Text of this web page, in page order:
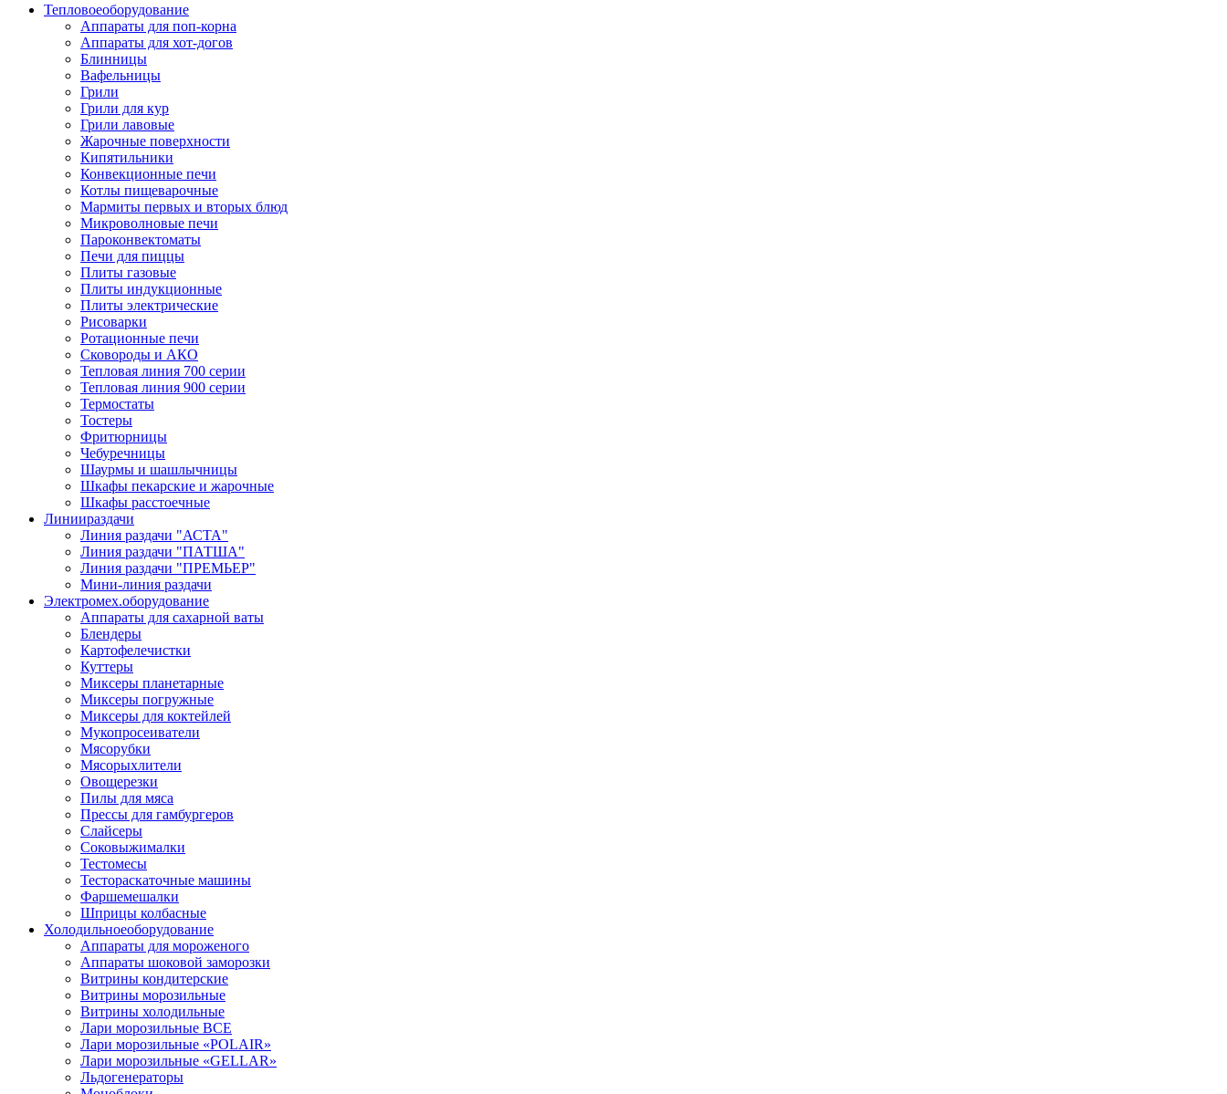
Тепловоеоборудование
Аппараты для поп-корна
Аппараты для хот-догов
Блинницы
Вафельницы
Грили
Грили для кур
Грили лавовые
Жарочные поверхности
Кипятильники
Конвекционные печи
Котлы пищеварочные
Мармиты первых и вторых блюд
Микроволновые печи
Пароконвектоматы
Печи для пиццы
Плиты газовые
Плиты индукционные
Плиты электрические
Рисоварки
Ротационные печи
Сковороды и АКО
Тепловая линия 700 серии
Тепловая линия 900 серии
Термостаты
Тостеры
Фритюрницы
Чебуречницы
Шаурмы и шашлычницы
Шкафы пекарские и жарочные
Шкафы расстоечные
Линиираздачи
Линия раздачи "АСТА"
Линия раздачи "ПАТША"
Линия раздачи "ПРЕМЬЕР"
Мини-линия раздачи
Электромех.оборудование
Аппараты для сахарной ваты
Блендеры
Картофелечистки
Куттеры
Миксеры планетарные
Миксеры погружные
Миксеры для коктейлей
Мукопросеиватели
Мясорубки
Мясорыхлители
Овощерезки
Пилы для мяса
Прессы для гамбургеров
Слайсеры
Соковыжималки
Тестомесы
Тестораскаточные машины
Фаршемешалки
Шприцы колбасные
Холодильноеоборудование
Аппараты для мороженого
Аппараты шоковой заморозки
Витрины кондитерские
Витрины морозильные
Витрины холодильные
Лари морозильные ВСЕ
Лари морозильные «POLAIR»
Лари морозильные «GELLAR»
Льдогенераторы